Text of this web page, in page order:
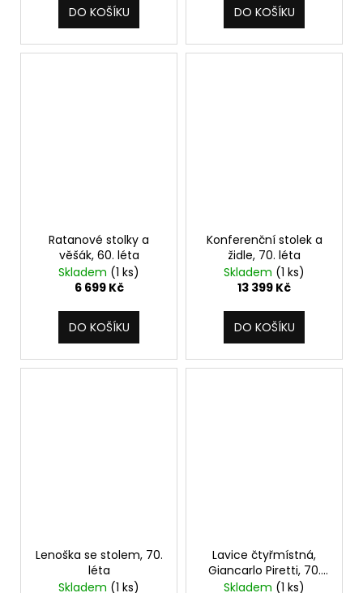
DO KOŠÍKU DO KOŠÍKU
Ratanové stolky a
věšák, 60. léta
Skladem (1 ks)
6 699 Kč
DO KOŠÍKU
Konferenční stolek a
židle, 70. léta
Skladem (1 ks)
13 399 Kč
DO KOŠÍKU
Lenoška se stolem, 70.
léta
Skladem (1 ks)
Lavice čtyřmístná,
Giancarlo Piretti, 70.
léta
Skladem (1 ks)